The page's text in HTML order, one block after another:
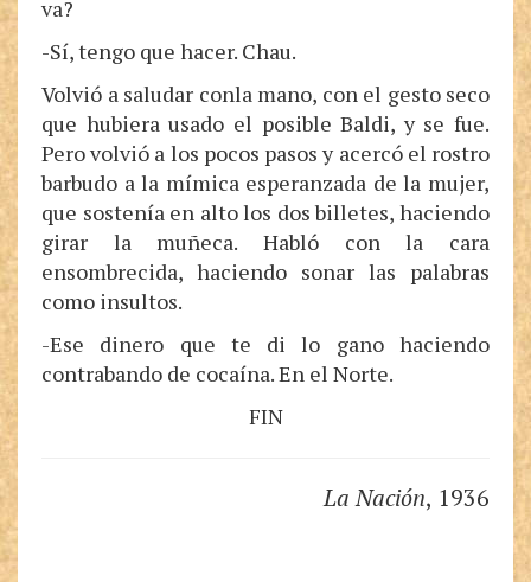
va?
-Sí, tengo que hacer. Chau.
Volvió a saludar conla mano, con el gesto seco
que hubiera usado el posible Baldi, y se fue.
Pero volvió a los pocos pasos y acercó el rostro
barbudo a la mímica esperanzada de la mujer,
que sostenía en alto los dos billetes, haciendo
girar la muñeca. Habló con la cara
ensombrecida, haciendo sonar las palabras
como insultos.
-Ese dinero que te di lo gano haciendo
contrabando de cocaína. En el Norte.
FIN
La Nación, 1936